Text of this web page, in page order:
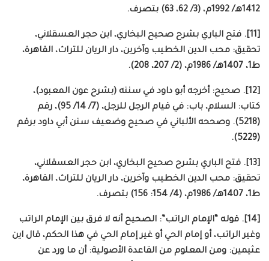
1412هـ/ 1992م، (3/ 62، 63) بتصرف.
[11]. فتح الباري بشرح صحيح البخاري، ابن حجر العسقلاني،
تحقيق: محب الدين الخطيب وآخرين، دار الريان للتراث، القاهرة،
ط1، 1407هـ/ 1986م، (2/ 207، 208).
[12]. صحيح: أخرجه أبو داود في سننه (بشرح عون المعبود)،
كتاب: السلام، باب: في قيام الرجل للرجل، (7/ 14/ 95)، رقم
(5218). وصححه الألباني في صحيح وضعيف سنن أبي داود برقم
(5229).
[13]. فتح الباري بشرح صحيح البخاري، ابن حجر العسقلاني،
تحقيق: محب الدين الخطيب وآخرين، دار الريان للتراث، القاهرة،
ط1، 1407هـ/ 1986م، (4/ 154: 156) بتصرف.
[14]. قوله “الإمام الراتب”: الصحيح أنه لا فرق بين الإمام الراتب
وغير الراتب، أو إمام الحي أو غير إمام الحي في هذا الحكم، قال اين
عثيمين: ومن المعلوم من القاعدة الأصولية: أن ما ورد عن